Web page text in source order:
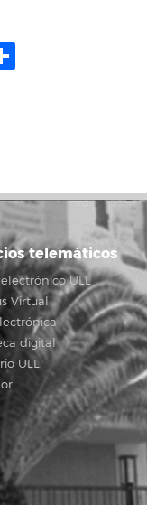
telemáticos
ULL
Virtual
digital
ULL